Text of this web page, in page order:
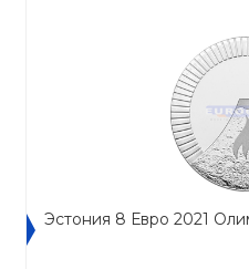
Эстония 8 Евро 2021